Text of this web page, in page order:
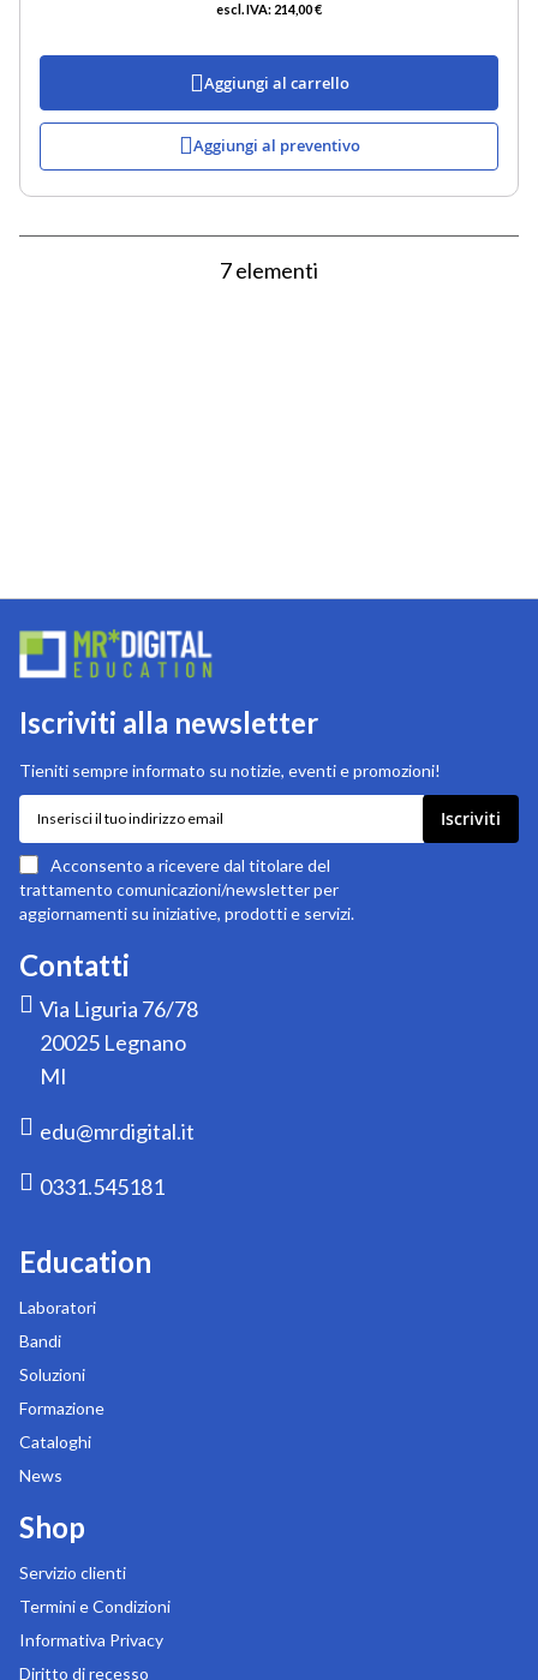
214,00 €
Aggiungi al carrello
Aggiungi al preventivo
7elementi
Contatti
Via Liguria 76/78
20025 Legnano
MI
edu@mrdigital.it
0331.545181
Education
Laboratori
Bandi
Soluzioni
Formazione
Cataloghi
News
Shop
Servizio clienti
Termini e Condizioni
Informativa Privacy
Diritto di recesso
Iscriviti alla newsletter
Tieniti sempre informato su notizie, eventi e promozioni!
Iscriviti
alla
nostra
newsletter:
Iscriviti
Acconsento a ricevere dal titolare del
trattamento comunicazioni/newsletter per
aggiornamenti su iniziative, prodotti e servizi.